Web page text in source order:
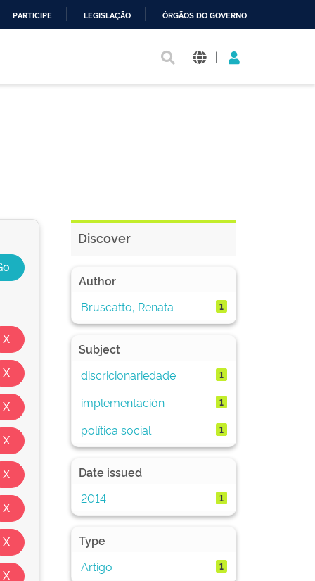
PARTICIPE LEGISLAÇÃO ÓRGÃOS DO GOVERNO
|
Discover
Author
Bruscatto, Renata
1
Subject
discricionariedade
1
implementación 1
política social 1
Date issued
2014
1
Type
Artigo
1